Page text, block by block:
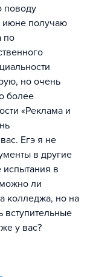
поводу
июне получаю
по
но очень
более
«Реклама и
Егэ я не
в другие
испытания в
ли
колледжа, но на
вступительные
у вас?